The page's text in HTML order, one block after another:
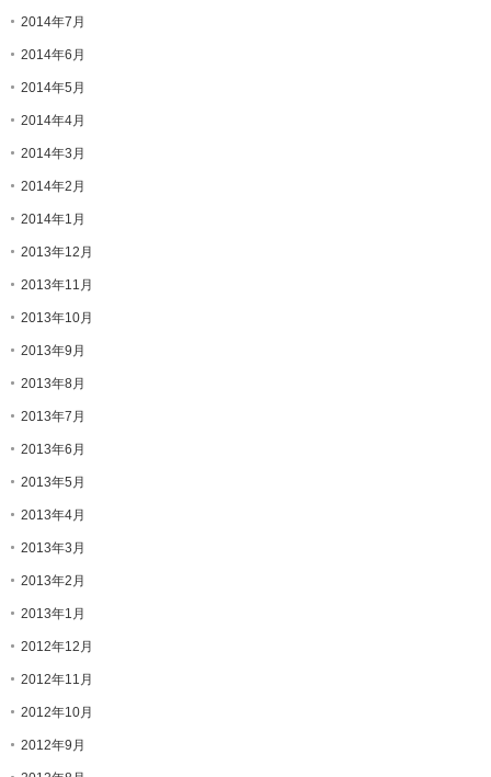
2014年7月
2014年6月
2014年5月
2014年4月
2014年3月
2014年2月
2014年1月
2013年12月
2013年11月
2013年10月
2013年9月
2013年8月
2013年7月
2013年6月
2013年5月
2013年4月
2013年3月
2013年2月
2013年1月
2012年12月
2012年11月
2012年10月
2012年9月